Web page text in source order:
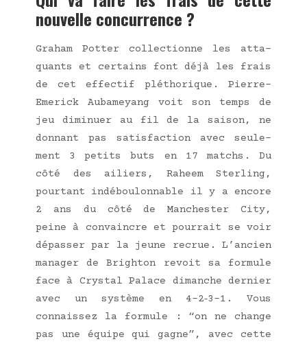
nouvelle concurrence ?
Gra­ham Pot­ter col­lec­tionne les atta­
quants et cer­tains font déjà les frais
de cet effec­tif plé­tho­rique. Pierre-
Eme­rick Auba­meyang voit son temps de
jeu dimi­nuer au fil de la sai­son, ne
don­nant pas satis­fac­tion avec seule­
ment 3 petits buts en 17 matchs. Du
côté des ailiers, Raheem Ster­ling,
pour­tant indé­bou­lon­nable il y a encore
2 ans du côté de Man­ches­ter City,
peine à convaincre et pour­rait se voir
dépas­ser par la jeune recrue. L’an­cien
mana­ger de Brigh­ton revoit sa for­mule
face à Crys­tal Palace dimanche der­nier
avec un sys­tème en 4–2‑3–1. Vous
connais­sez la for­mule : “on ne change
pas une équipe qui gagne”, avec cette